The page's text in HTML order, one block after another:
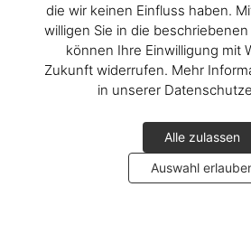
die wir keinen Einfluss haben.
willigen Sie in die
können Ihre Einwilligung mit
Zukunft widerrufen. Mehr
in unserer
Alle zulassen
Auswahl